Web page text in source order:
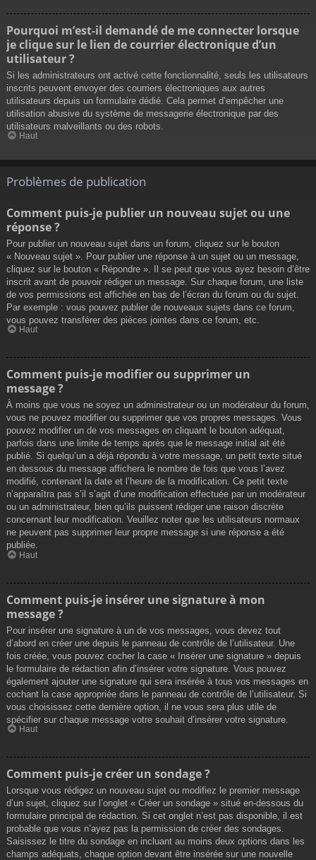
Pourquoi m’est-il demandé de me connecter lorsque
je clique sur le lien de courrier électronique d’un
utilisateur ?
Si les administrateurs ont activé cette fonctionnalité, seuls les utilisateurs
inscrits peuvent envoyer des courriers électroniques aux autres
utilisateurs depuis un formulaire dédié. Cela permet d’empêcher une
utilisation abusive du système de messagerie électronique par des
utilisateurs malveillants ou des robots.
Haut
Problèmes de publication
Comment puis-je publier un nouveau sujet ou une
réponse ?
Pour publier un nouveau sujet dans un forum, cliquez sur le bouton
« Nouveau sujet ». Pour publier une réponse à un sujet ou un message,
cliquez sur le bouton « Répondre ». Il se peut que vous ayez besoin d’être
inscrit avant de pouvoir rédiger un message. Sur chaque forum, une liste
de vos permissions est affichée en bas de l’écran du forum ou du sujet.
Par exemple : vous pouvez publier de nouveaux sujets dans ce forum,
vous pouvez transférer des pièces jointes dans ce forum, etc.
Haut
Comment puis-je modifier ou supprimer un
message ?
À moins que vous ne soyez un administrateur ou un modérateur du forum,
vous ne pouvez modifier ou supprimer que vos propres messages. Vous
pouvez modifier un de vos messages en cliquant le bouton adéquat,
parfois dans une limite de temps après que le message initial ait été
publié. Si quelqu’un a déjà répondu à votre message, un petit texte situé
en dessous du message affichera le nombre de fois que vous l’avez
modifié, contenant la date et l’heure de la modification. Ce petit texte
n’apparaîtra pas s’il s’agit d’une modification effectuée par un modérateur
ou un administrateur, bien qu’ils puissent rédiger une raison discrète
concernant leur modification. Veuillez noter que les utilisateurs normaux
ne peuvent pas supprimer leur propre message si une réponse a été
publiée.
Haut
Comment puis-je insérer une signature à mon
message ?
Pour insérer une signature à un de vos messages, vous devez tout
d’abord en créer une depuis le panneau de contrôle de l’utilisateur. Une
fois créée, vous pouvez cocher la case « Insérer une signature » depuis
le formulaire de rédaction afin d’insérer votre signature. Vous pouvez
également ajouter une signature qui sera insérée à tous vos messages en
cochant la case appropriée dans le panneau de contrôle de l’utilisateur. Si
vous choisissez cette dernière option, il ne vous sera plus utile de
spécifier sur chaque message votre souhait d’insérer votre signature.
Haut
Comment puis-je créer un sondage ?
Lorsque vous rédigez un nouveau sujet ou modifiez le premier message
d’un sujet, cliquez sur l’onglet « Créer un sondage » situé en-dessous du
formulaire principal de rédaction. Si cet onglet n’est pas disponible, il est
probable que vous n’ayez pas la permission de créer des sondages.
Saisissez le titre du sondage en incluant au moins deux options dans les
champs adéquats, chaque option devant être insérée sur une nouvelle